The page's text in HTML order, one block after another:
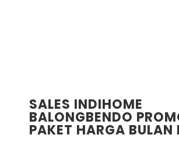
SALES INDIHOME
BALONGBENDO
PAKET HARGA BULAN